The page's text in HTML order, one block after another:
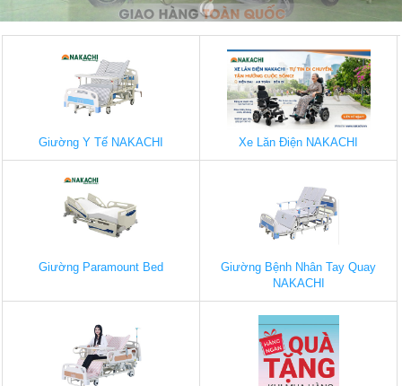
Giường Y Tế NAKACHI Xe Lăn Điện NAKACHI
Giường Paramount Bed
Giường Bệnh Nhân Tay Quay
NAKACHI